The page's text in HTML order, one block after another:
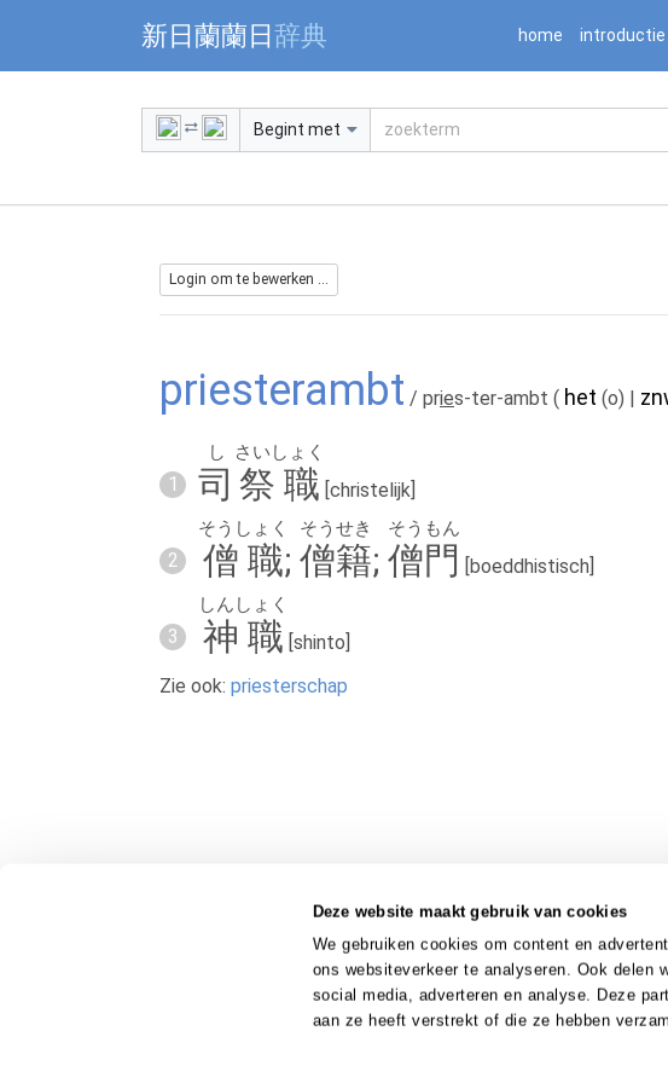
Deze website maakt gebruik van cookies
We gebruiken cookies om content en
ons websiteverkeer te analyseren. Ook delen
social media, adverteren en analyse. Deze
aan ze heeft verstrekt of die ze hebben
Warning: Undefined array key "jnnjuid" in /mnt/web216/d2/76/52236976/
新日蘭蘭日辞典 home introductie
Begint met
Login om te bewerken ...
priesterambt / pries-ter-ambt ( het (o) |
1 司
し
祭職
さいしょく
[christelijk]
2 僧職
そうしょく
;僧籍
そうせき
;僧門
そうもん
[boeddhistisch]
3 神職
しんしょく
[shinto]
Zie ook: priesterschap